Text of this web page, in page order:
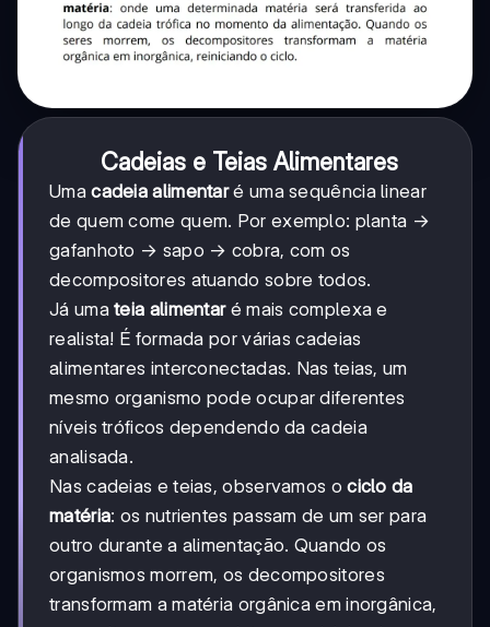
Cadeias e Teias Alimentares
Umacadeia alimentaré uma sequência linear
de quem come quem. Por exemplo: planta →
gafanhoto → sapo → cobra, com os
decompositores atuando sobre todos.
Já umateia alimentaré mais complexa e
realista! É formada por várias cadeias
alimentares interconectadas. Nas teias, um
mesmo organismo pode ocupar diferentes
níveis tróficos dependendo da cadeia
analisada.
Nas cadeias e teias, observamos ociclo da
matéria: os nutrientes passam de um ser para
outro durante a alimentação. Quando os
organismos morrem, os decompositores
transformam a matéria orgânica em inorgânica,